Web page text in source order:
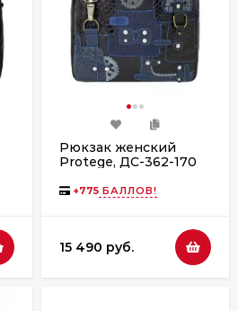
Рюкзак женский
Protege, ДС-362-170
рептилия
+775 БАЛЛОВ!
15 490 руб.